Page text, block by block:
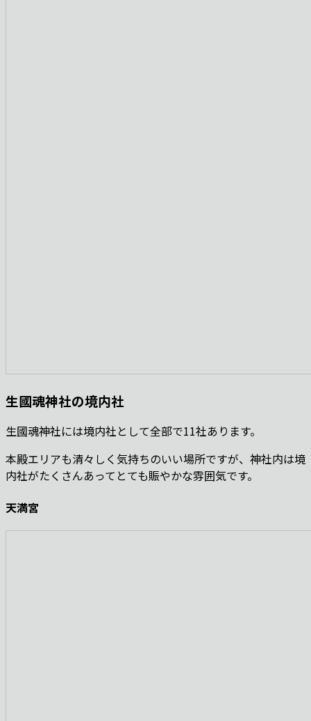
生國魂神社の境内社
生國魂神社には境内社として全部で11社あります。
本殿エリアも清々しく気持ちのいい場所ですが、神社内は境
内社がたくさんあってとても賑やかな雰囲気です。
天満宮